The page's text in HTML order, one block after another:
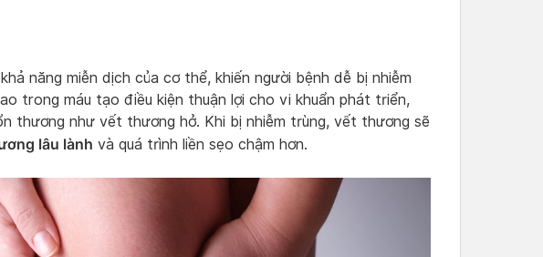
năng miễn dịch của cơ thể, khiến người bệnh dễ bị nhiễm
trong máu tạo điều kiện thuận lợi cho vi khuẩn phát triển,
thương như vết thương hở. Khi bị nhiễm trùng, vết thương sẽ
lâu lành và quá trình liền sẹo chậm hơn.